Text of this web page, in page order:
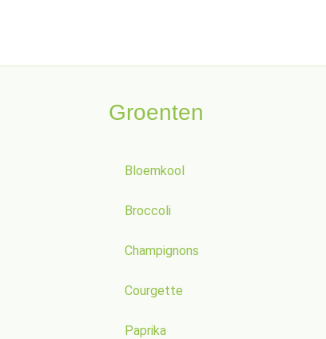
Groenten
Bloemkool
Broccoli
Champignons
Courgette
Paprika